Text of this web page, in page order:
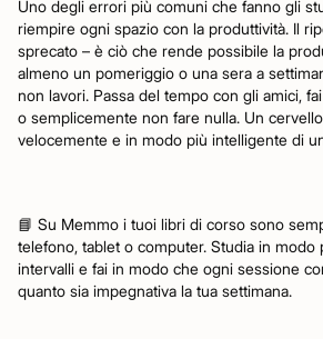
Uno degli errori più comuni che fanno gli
riempire ogni spazio con la produttività. Il
sprecato – è ciò che rende possibile la
almeno un pomeriggio o una sera a
non lavori. Passa del tempo con gli amici,
o semplicemente non fare nulla. Un
velocemente e in modo più intelligente di
📘 Su Memmo i tuoi libri di corso sono
telefono, tablet o computer. Studia in modo
intervalli e fai in modo che ogni sessione
quanto sia impegnativa la tua settimana.